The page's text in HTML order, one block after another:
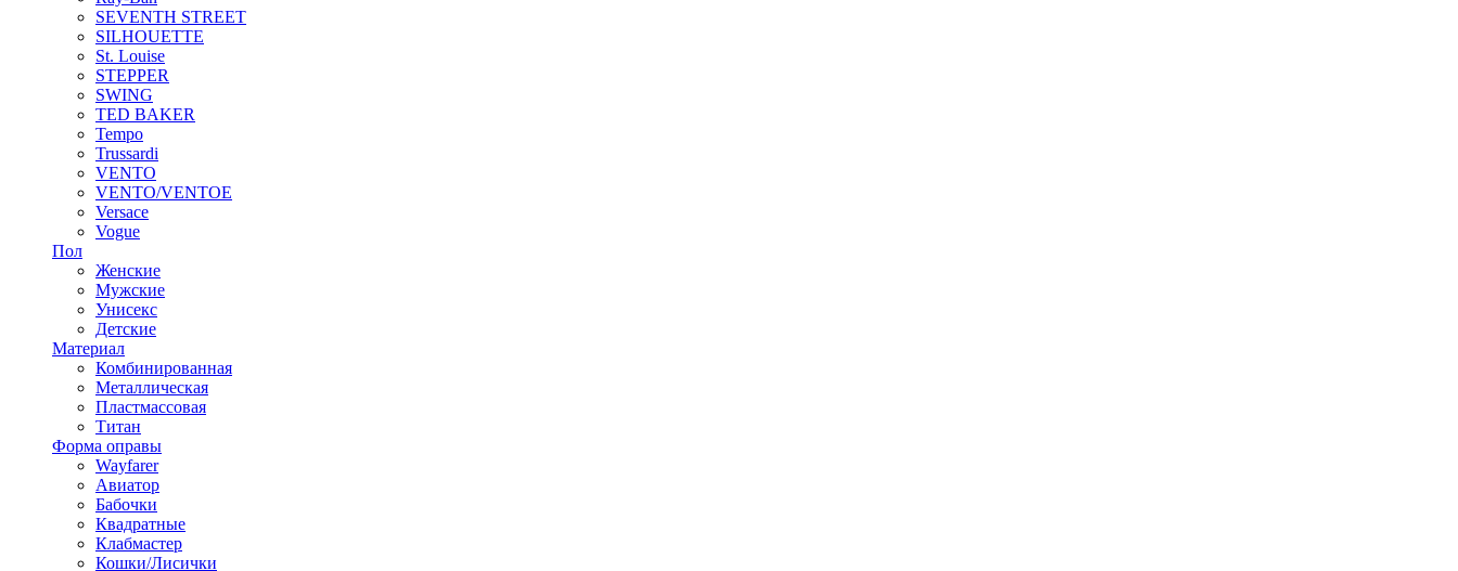
SEVENTH STREET
SILHOUETTE
St. Louise
STEPPER
SWING
TED BAKER
Tempo
Trussardi
VENTO
VENTO/VENTOE
Versace
Vogue
Пол
Женские
Мужские
Унисекс
Детские
Материал
Комбинированная
Металлическая
Пластмассовая
Титан
Форма оправы
Wayfarer
Авиатор
Бабочки
Квадратные
Клабмастер
Кошки/Лисички